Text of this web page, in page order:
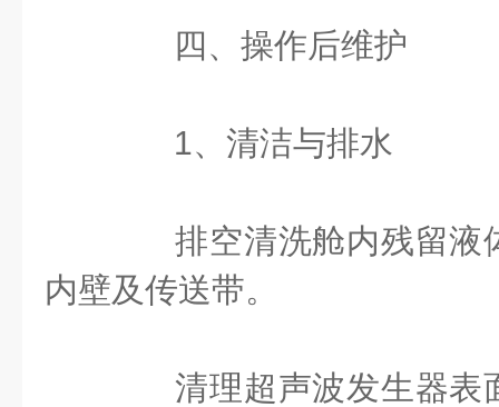
四、操作后维护
‌1、清洁与排水‌
排空清洗舱内残留液
内壁及传送带。
清理超声波发生器表